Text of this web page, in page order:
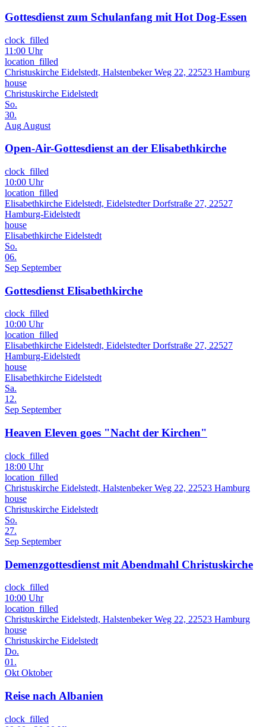
Gottesdienst zum Schulanfang mit Hot Dog-Essen
clock_filled
11:00 Uhr
location_filled
Christuskirche Eidelstedt, Halstenbeker Weg 22, 22523 Hamburg
house
Christuskirche Eidelstedt
So.
30.
Aug August
Open-Air-Gottesdienst an der Elisabethkirche
clock_filled
10:00 Uhr
location_filled
Elisabethkirche Eidelstedt, Eidelstedter Dorfstraße 27, 22527
Hamburg-Eidelstedt
house
Elisabethkirche Eidelstedt
So.
06.
Sep September
Gottesdienst Elisabethkirche
clock_filled
10:00 Uhr
location_filled
Elisabethkirche Eidelstedt, Eidelstedter Dorfstraße 27, 22527
Hamburg-Eidelstedt
house
Elisabethkirche Eidelstedt
Sa.
12.
Sep September
Heaven Eleven goes "Nacht der Kirchen"
clock_filled
18:00 Uhr
location_filled
Christuskirche Eidelstedt, Halstenbeker Weg 22, 22523 Hamburg
house
Christuskirche Eidelstedt
So.
27.
Sep September
Demenzgottesdienst mit Abendmahl Christuskirche
clock_filled
10:00 Uhr
location_filled
Christuskirche Eidelstedt, Halstenbeker Weg 22, 22523 Hamburg
house
Christuskirche Eidelstedt
Do.
01.
Okt Oktober
Reise nach Albanien
clock_filled